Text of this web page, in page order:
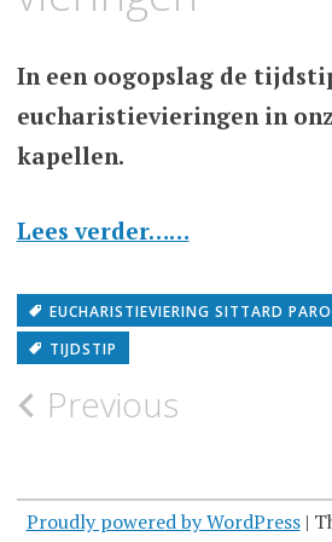
In een oogopslag de
eucharistievieringen in
kapellen.
Lees verder……
EUCHARISTIEVIERING SITTARD
TIJDSTIP
Post
Previous
Proudly powered by WordPress |